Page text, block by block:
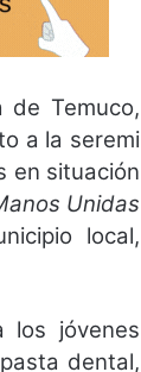
Temuco,
a la seremi
en situación
Unidas
local,
los jóvenes
dental,